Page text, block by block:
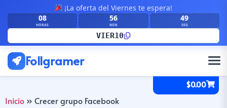
¡La oferta del Viernes te espera!
08
HORAS
: 56
MIN
: 49
SEG
VIER10
Follgramer
$0.00
Inicio » Crecer grupo Facebook